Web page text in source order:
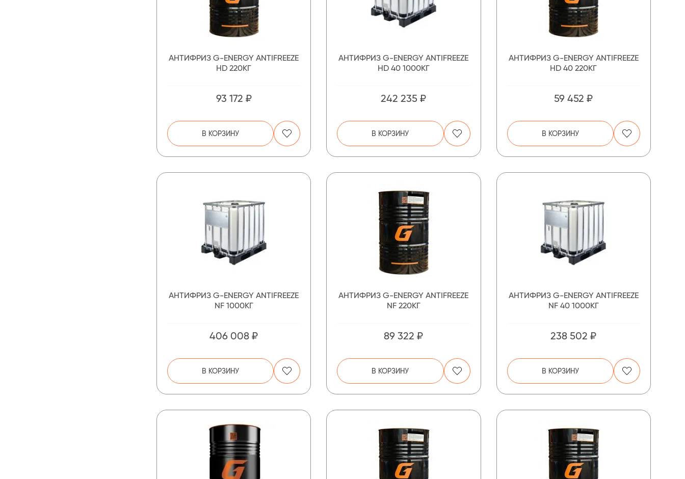
АНТИФРИЗ G-ENERGY ANTIFREEZE
HD 220КГ
93 172 ₽
В КОРЗИНУ
АНТИФРИЗ G-ENERGY ANTIFREEZE
HD 40 1000КГ
242 235 ₽
В КОРЗИНУ
АНТИФРИЗ G-ENERGY ANTIFREEZE
HD 40 220КГ
59 452 ₽
В КОРЗИНУ
АНТИФРИЗ G-ENERGY ANTIFREEZE
NF 1000КГ
406 008 ₽
В КОРЗИНУ
АНТИФРИЗ G-ENERGY ANTIFREEZE
NF 220КГ
89 322 ₽
В КОРЗИНУ
АНТИФРИЗ G-ENERGY ANTIFREEZE
NF 40 1000КГ
238 502 ₽
В КОРЗИНУ